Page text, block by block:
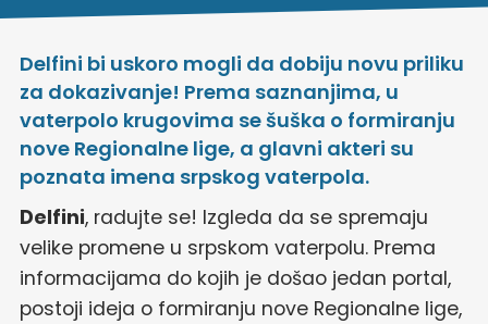
Delfini bi uskoro mogli da dobiju novu priliku
za dokazivanje! Prema saznanjima, u
vaterpolo krugovima se šuška o formiranju
nove Regionalne lige, a glavni akteri su
poznata imena srpskog vaterpola.
Delfini, radujte se! Izgleda da se spremaju
velike promene u srpskom vaterpolu. Prema
informacijama do kojih je došao jedan portal,
postoji ideja o formiranju nove Regionalne lige,